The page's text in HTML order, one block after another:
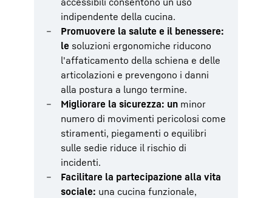
indipendente della cucina.
Promuovere la salute e il benessere:
le soluzioni ergonomiche riducono
l'affaticamento della schiena e delle
articolazioni e prevengono i danni
alla postura a lungo termine.
Migliorare la sicurezza: un minor
numero di movimenti pericolosi come
stiramenti, piegamenti o equilibri
sulle sedie riduce il rischio di
incidenti.
Facilitare la partecipazione alla vita
sociale: una cucina funzionale,